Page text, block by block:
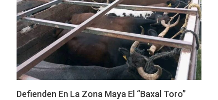
Defienden En La Zona Maya El “Baxal Toro”